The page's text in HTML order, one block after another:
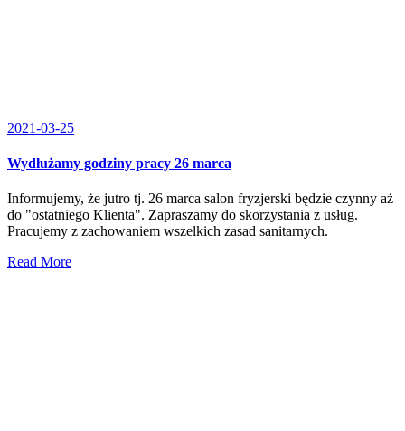
2021-03-25
Wydłużamy godziny pracy 26 marca
Informujemy, że jutro tj. 26 marca salon fryzjerski będzie czynny aż
do "ostatniego Klienta". Zapraszamy do skorzystania z usług.
Pracujemy z zachowaniem wszelkich zasad sanitarnych.
Read More